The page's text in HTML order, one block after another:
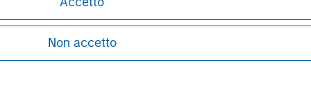
Non accetto
Careers